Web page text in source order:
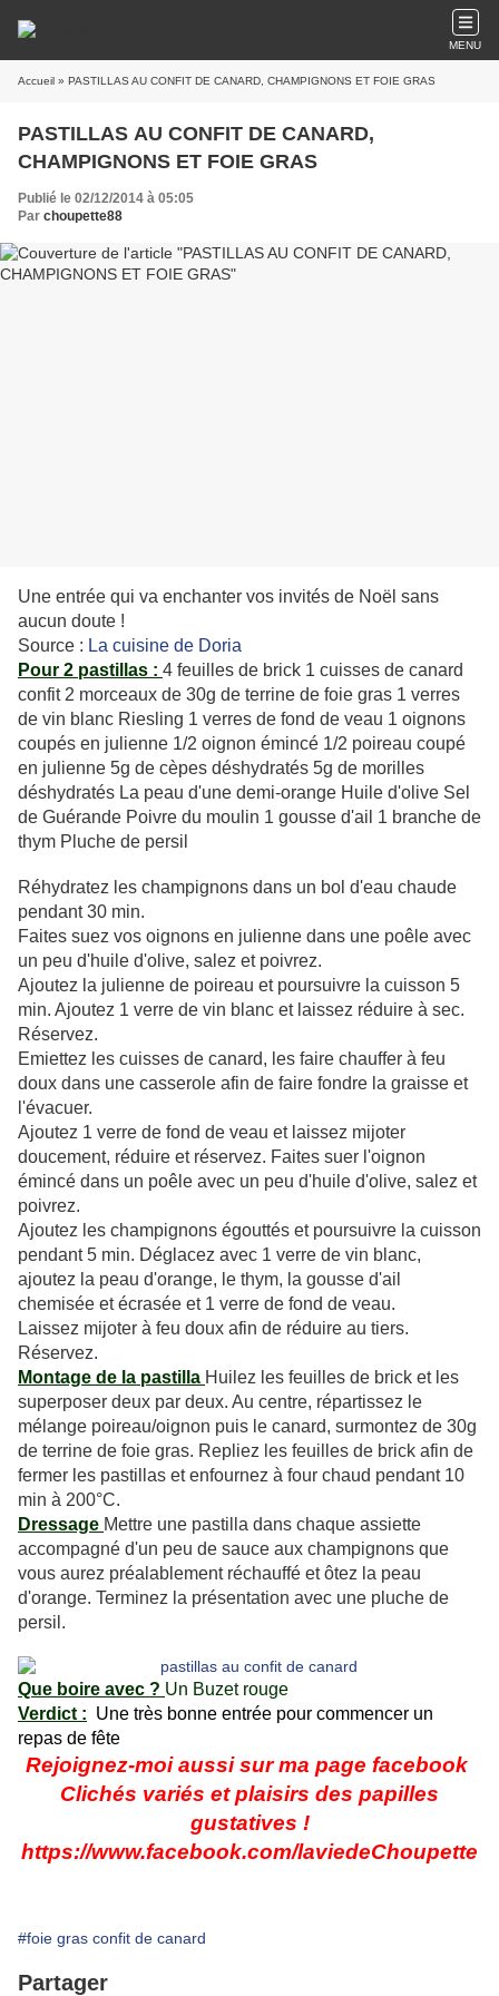
MENU
Accueil » PASTILLAS AU CONFIT DE CANARD, CHAMPIGNONS ET FOIE GRAS
PASTILLAS AU CONFIT DE CANARD,
CHAMPIGNONS ET FOIE GRAS
Publié le 02/12/2014 à 05:05
Par choupette88
Une entrée qui va enchanter vos invités de Noël sans
aucun doute !
Source : La cuisine de Doria
Pour 2 pastillas : 4 feuilles de brick 1 cuisses de canard
confit 2 morceaux de 30g de terrine de foie gras 1 verres
de vin blanc Riesling 1 verres de fond de veau 1 oignons
coupés en julienne 1/2 oignon émincé 1/2 poireau coupé
en julienne 5g de cèpes déshydratés 5g de morilles
déshydratés La peau d'une demi-orange Huile d'olive Sel
de Guérande Poivre du moulin 1 gousse d'ail 1 branche de
thym Pluche de persil
Réhydratez les champignons dans un bol d'eau chaude
pendant 30 min.
Faites suez vos oignons en julienne dans une poêle avec
un peu d'huile d'olive, salez et poivrez.
Ajoutez la julienne de poireau et poursuivre la cuisson 5
min. Ajoutez 1 verre de vin blanc et laissez réduire à sec.
Réservez.
Emiettez les cuisses de canard, les faire chauffer à feu
doux dans une casserole afin de faire fondre la graisse et
l'évacuer.
Ajoutez 1 verre de fond de veau et laissez mijoter
doucement, réduire et réservez. Faites suer l'oignon
émincé dans un poêle avec un peu d'huile d'olive, salez et
poivrez.
Ajoutez les champignons égouttés et poursuivre la cuisson
pendant 5 min. Déglacez avec 1 verre de vin blanc,
ajoutez la peau d'orange, le thym, la gousse d'ail
chemisée et écrasée et 1 verre de fond de veau.
Laissez mijoter à feu doux afin de réduire au tiers.
Réservez.
Montage de la pastilla Huilez les feuilles de brick et les
superposer deux par deux. Au centre, répartissez le
mélange poireau/oignon puis le canard, surmontez de 30g
de terrine de foie gras. Repliez les feuilles de brick afin de
fermer les pastillas et enfournez à four chaud pendant 10
min à 200°C.
Dressage Mettre une pastilla dans chaque assiette
accompagné d'un peu de sauce aux champignons que
vous aurez préalablement réchauffé et ôtez la peau
d'orange. Terminez la présentation avec une pluche de
persil.
Que boire avec ? Un Buzet rouge
Verdict : Une très bonne entrée pour commencer un
repas de fête
Rejoignez-moi aussi sur ma page facebook
Clichés variés et plaisirs des papilles
gustatives !
https://www.facebook.com/laviedeChoupette
#foie gras confit de canard
Partager